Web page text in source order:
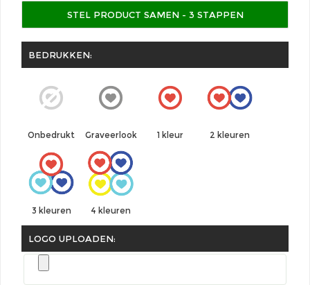
STEL PRODUCT SAMEN - 3 STAPPEN
BEDRUKKEN:
Onbedrukt Graveerlook 1 kleur 2 kleuren
3 kleuren 4 kleuren
LOGO UPLOADEN: